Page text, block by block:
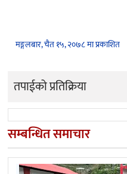
मङ्गलबार, चैत १५, २०७८ मा प्रकाशित
तपाईको प्रतिक्रिया
सम्बन्धित समाचार